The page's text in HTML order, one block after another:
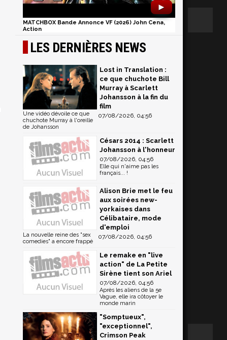
►
MATCHBOX Bande Annonce VF (2026) John Cena,
Action
LES DERNIÈRES NEWS
Lost in Translation :
ce que chuchote Bill
Murray à Scarlett
Johansson à la fin du
film
07/08/2026, 04:56
Une vidéo dévoile ce que
chuchote Murray à l'oreille
de Johansson
Césars 2014 : Scarlett
Johansson à l'honneur
07/08/2026, 04:56
Elle qui n'aime pas les
français... !
Alison Brie met le feu
aux soirées new-
yorkaises dans
Célibataire, mode
d'emploi
07/08/2026, 04:56
La nouvelle reine des "sex
comedies" a encore frappé
Le remake en "live
action" de La Petite
Sirène tient son Ariel
07/08/2026, 04:56
Après les aliens de la 5e
Vague, elle ira côtoyer le
monde marin
"Somptueux",
"exceptionnel",
Crimson Peak